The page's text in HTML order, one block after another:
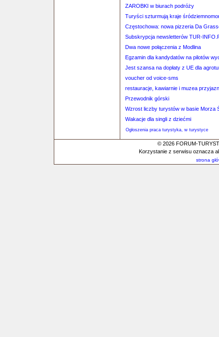
ZAROBKI w biurach podróży
Turyści szturmują kraje
Częstochowa: nowa pizzeria Da
Subskrypcja newsletterów TUR-
Dwa nowe połączenia z Modlina
Egzamin dla kandydatów na pilotów
Jest szansa na dopłaty z UE dla
voucher od voice-sms
restauracje, kawiarnie i muzea
Przewodnik górski
Wzrost liczby turystów w basie Morza
Wakacje dla singli z dziećmi
Ogłoszenia praca turystyka, w turystyce
© 2026 FORUM-
Korzystanie z serwisu oznacza
strona